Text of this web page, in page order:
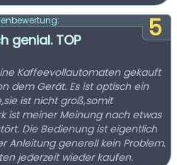
5
genial. TOP
Kaffeevollautomaten gekauft
dem Gerät. Es ist optisch ein
ist nicht groß,somit
Anleitung generell kein Problem.
jederzeit wieder kaufen.